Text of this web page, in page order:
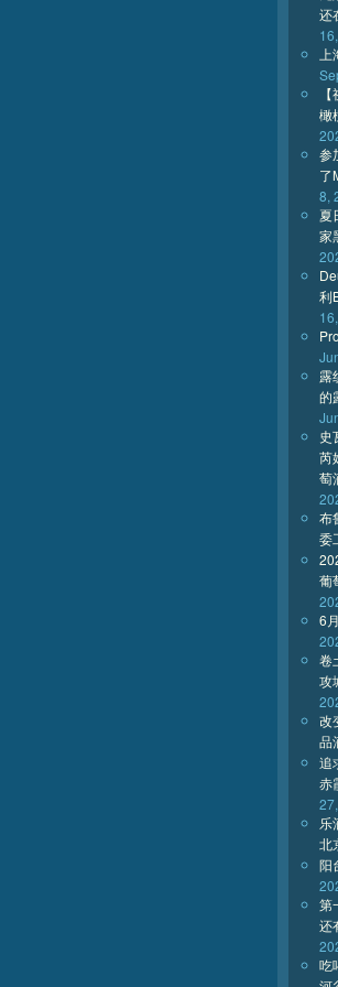
还
橄
参
了
8,
夏
家
利
露
的
史
芮
萄
布
委
葡
6
卷
攻
改
品
追
赤
乐
北
阳
第
还
吃